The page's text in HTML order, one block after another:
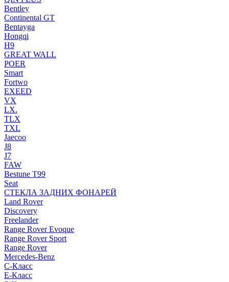
Bentley
Continental GT
Bentayga
Hongqi
H9
GREAT WALL
POER
Smart
Fortwo
EXEED
VX
LX.
TLX
TXL
Jaecoo
J8
J7
FAW
Bestune T99
Seat
СТЕКЛА ЗАДНИХ ФОНАРЕЙ
Land Rover
Discovery
Freelander
Range Rover Evoque
Range Rover Sport
Range Rover
Mercedes-Benz
C-Класс
E-Класс